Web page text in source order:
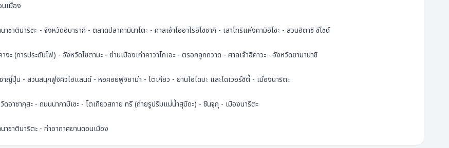
เมือง
าชาตินาริตะ - จังหวัดอิบารากิ - ตลาดปลาคามินาโตะ - ศาลเจ้าโออาไรอิโซซากิ - เสาโทริแห่งคามิอิโซะ - สวนฮิตาชิ ซีไซด์
งะ (การประดับไฟ) - จังหวัดไซตามะ - ย่านเมืองเก่าคาวาโกเอะ - ตรอกลูกกวาด - ศาลเจ้าฮิคาวะ - จังหวัดยามานาชิ
าญี่ปุ่น - สวนสนุกฟูจิคิวไฮแลนด์ - หอคอยฟูจิยาม่า - โตเกียว - ย่านโอไดบะ และไดเวอร์ซิตี้ - เมืองนาริตะ
ดอาซากุสะ - ถนนนากามิเซะ - โตเกียวสกาย ทรี (ถ่ายรูปริมแม่น้ำสุมิดะ) - ชินจุกุ - เมืองนาริตะ
าชาตินาริตะ - ท่าอากาศยานดอนเมือง